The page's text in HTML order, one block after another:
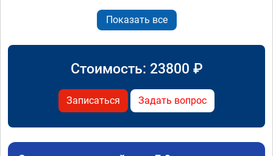
Показать все
Стоимость: 23800 ₽
Записаться Задать вопрос